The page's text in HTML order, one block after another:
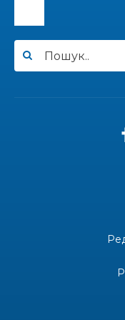
13:33
30 лип
«Дві музи»
Одна з